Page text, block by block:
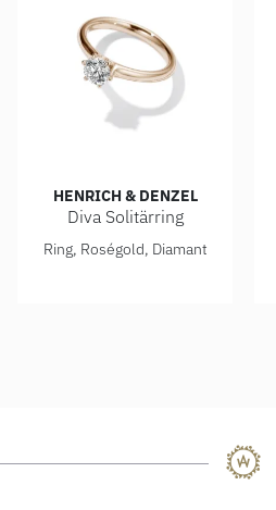
HENRICH & DENZEL
Diva Solitärring
Henrich & Denzel Diva
Ring, Roségold, Diamant